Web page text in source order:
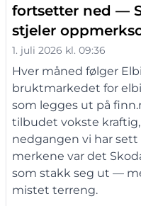
fortsetter ned —
stjeler
1. juli 2026 kl. 09:36
Hver måned følger
bruktmarkedet for
som legges ut på
tilbudet vokste
nedgangen vi har
merkene var det
som stakk seg ut —
mistet terreng.